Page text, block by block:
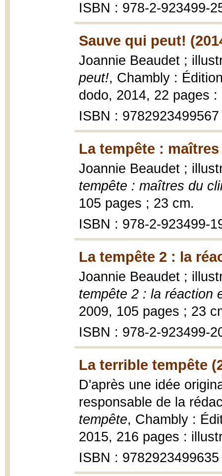
ISBN : 978-2-923499-
Sauve qui peut!
Joannie Beaudet ;
peut!, Chambly :
dodo, 2014, 22 pages
ISBN : 9782923499567
La tempête :
Joannie Beaudet ;
tempête : maîtres du
105 pages ; 23 cm.
ISBN : 978-2-923499-
La tempête 2 : la
Joannie Beaudet ;
tempête 2 : la réaction
2009, 105 pages ; 23
ISBN : 978-2-923499-
La terrible tempête
D'après une idée
responsable de la
tempête, Chambly :
2015, 216 pages :
ISBN : 9782923499635